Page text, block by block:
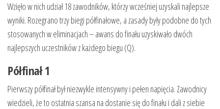
Wzięło w nich udział 18 zawodników, którzy wcześniej uzyskali najlepsze
wyniki. Rozegrano trzy biegi półfinałowe, a zasady były podobne do tych
stosowanych w eliminacjach – awans do finału uzyskiwało dwóch
najlepszych uczestników z każdego biegu (Q).
Półfinał 1
Pierwszy półfinał był niezwykle intensywny i pełen napięcia. Zawodnicy
wiedzieli, że to ostatnia szansa na dostanie się do finału i dali z siebie